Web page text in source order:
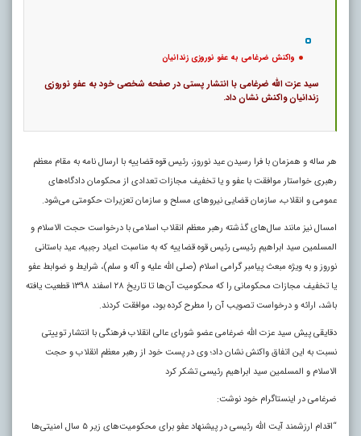
واکنش ضرغامی به عفو نوروزی زندانیان
سید عزت الله ضرغامی با انتشار پستی در صفحه شخصی خود به عفو نوروزی
زندانیان واکنش نشان داد.
هر ساله و همزمان با فرا رسیدن عید نوروز، رئیس قوه قضاییه با ارسال نامه به مقام معظم
رهبری خواستار موافقت با عفو و یا تخفیف مجازات تعدادی از محکومان دادگاه‌های
عمومی و انقلاب، سازمان قضایی نیرو‌های مسلح و سازمان تعزیرات حکومتی می‌شود.
امسال نیز مانند سال‌های گذشته رهبر معظم انقلاب اسلامی با درخواست حجت الاسلام و
المسلمین سید ابراهیم رئیسی رئیس قوه قضاییه که به مناسبت اعیاد رجبیه، عید باستانی
نوروز و به ویژه مبعث پیامبر گرامی اسلام (صلی الله علیه و آله و سلم)، شرایط و ضوابط عفو
یا تخفیف مجازات محکومانی را که محکومیت آن‌ها تا تاریخ ۲۸ اسفند ۱۳۹۸ قطعیت یافته
باشد، ارائه و درخواست تصویب آن را مطرح کرده بود، موافقت کردند.
دقایقی پیش سید عزت الله ضرغامی عضو شورای عالی انقلاب فرهنگی با انتشار توییتی
نسبت به این اتفاق واکنش نشان داد؛ وی در پست خود از رهبر معظم انقلاب و حجت
الاسلام و المسلمین سید ابراهیم رئیسی تشکر کرد
ضرغامی در اینستاگرام خود نوشت:
“‏اقدام ارزشمند آیت الله رئیسی در پیشنهاد عفو برای محکومیت‌های زیر ۵ سال امنیتی‌ها